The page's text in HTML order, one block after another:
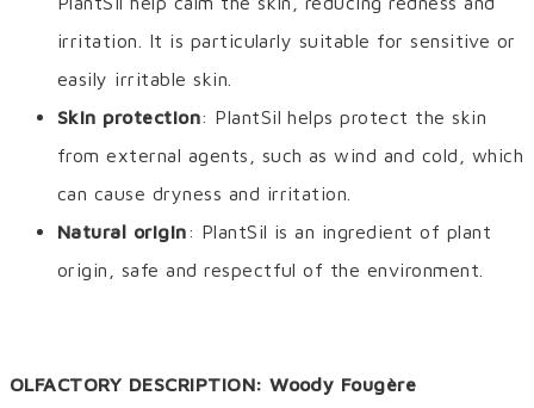
irritation. It is particularly suitable for sensitive or
easily irritable skin.
Skin protection: PlantSil helps protect the skin
from external agents, such as wind and cold, which
can cause dryness and irritation.
Natural origin: PlantSil is an ingredient of plant
origin, safe and respectful of the environment.
OLFACTORY DESCRIPTION: Woody Fougère